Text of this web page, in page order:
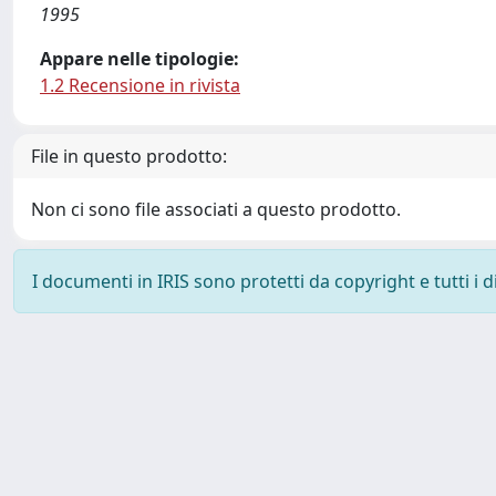
1995
Appare nelle tipologie:
1.2 Recensione in rivista
File in questo prodotto:
Non ci sono file associati a questo prodotto.
I documenti in IRIS sono protetti da copyright e tutti i